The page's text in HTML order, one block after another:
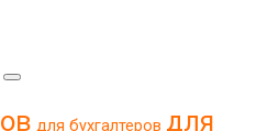
для бухгалтеров для